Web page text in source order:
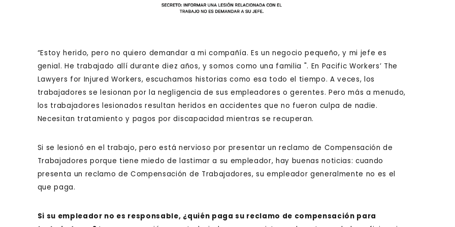
“Estoy herido, pero no quiero demandar a mi compañía. Es un negocio pequeño, y mi jefe es
genial. He trabajado allí durante diez años, y somos como una familia ". En Pacific Workers’ The
Lawyers for Injured Workers, escuchamos historias como esa todo el tiempo. A veces, los
trabajadores se lesionan por la negligencia de sus empleadores o gerentes. Pero más a menudo,
los trabajadores lesionados resultan heridos en accidentes que no fueron culpa de nadie.
Necesitan tratamiento y pagos por discapacidad mientras se recuperan.
Si se lesionó en el trabajo, pero está nervioso por presentar un reclamo de Compensación de
Trabajadores porque tiene miedo de lastimar a su empleador, hay buenas noticias: cuando
presenta un reclamo de Compensación de Trabajadores, su empleador generalmente no es el
que paga.
Si su empleador no es responsable, ¿quién paga su reclamo de compensación para